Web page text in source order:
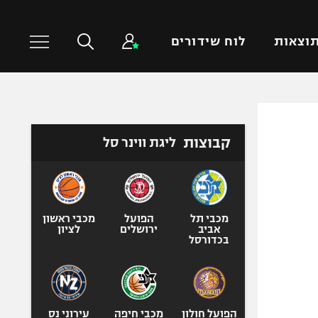
תוצאות לוח שידורים
טניס
כדורעף
ג'ודו
ספורט אולימפי
קבוצות ליגת ווינר סל
מכבי תל
אביב
בכדורסל
הפועל
ירושלים
מכבי ראשון
לציון
הפועל חולון
מכבי חיפה
עירוני נס